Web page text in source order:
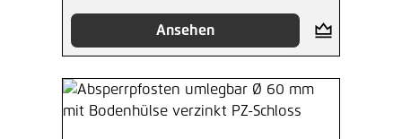
Ansehen